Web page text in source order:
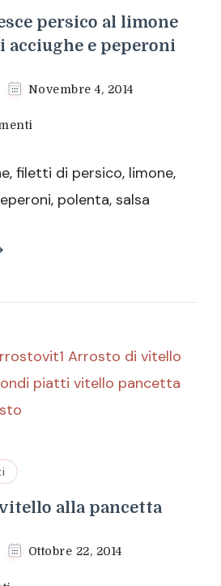
persico al limone
acciughe e peperoni
Novembre 4, 2014
pesce
persico
filetti di persico, limone,
polenta, salsa
alla pancetta
Ottobre 22, 2014